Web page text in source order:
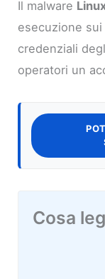
Il malware
esecuzione
credenziali
operatori un
Cosa